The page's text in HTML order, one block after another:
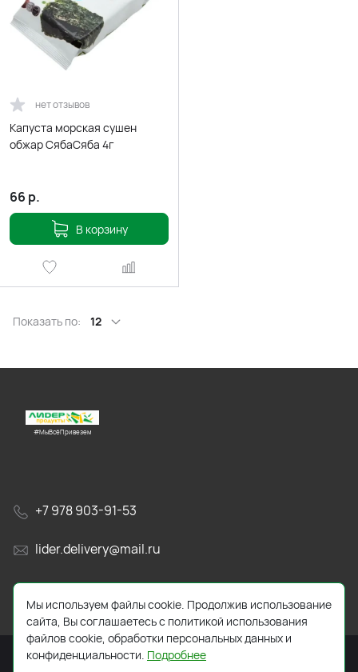
нет отзывов
Капуста морская сушен
обжар СябаСяба 4г
66 р.
В корзину
Показать по: 12
#МыВсёПривезем
+7 978 903-91-53
lider.delivery@mail.ru
просп. Генерала Острякова, 65А
Мы используем файлы cookie. Продолжив использование
сайта, Вы соглашаетесь с политикой использования
файлов cookie, обработки персональных данных и
конфиденциальности. Подробнее